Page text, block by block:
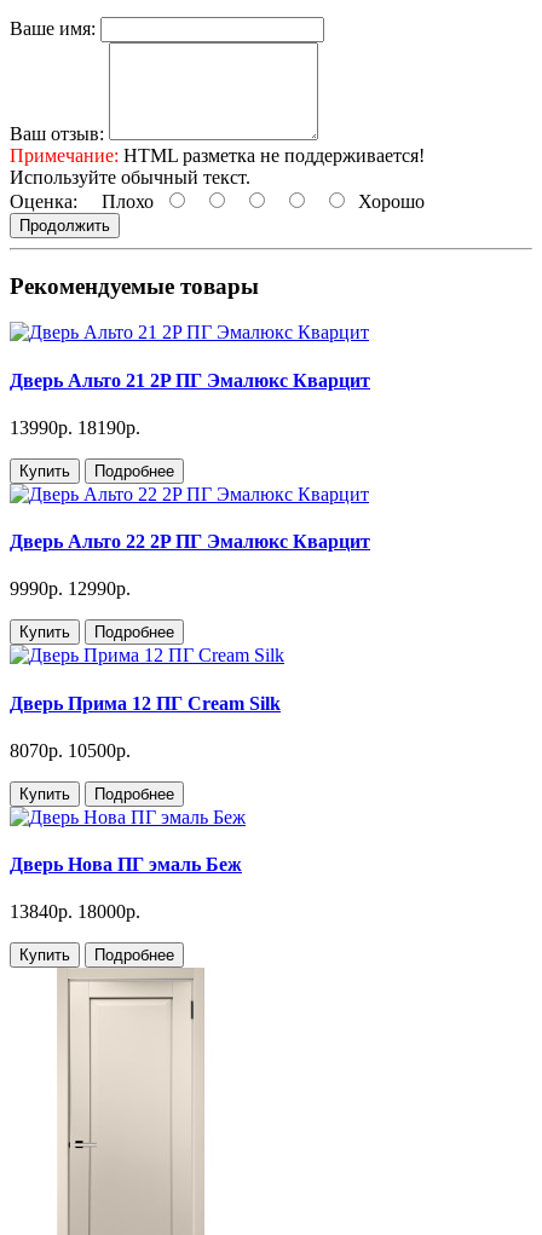
Ваше имя:
Ваш отзыв:
Примечание: HTML разметка не поддерживается!
Используйте обычный текст.
Оценка: Плохо Хорошо
Продолжить
Рекомендуемые товары
Дверь Альто 21 2P ПГ Эмалюкс Кварцит
13990р. 18190р.
Купить Подробнее
Дверь Альто 22 2P ПГ Эмалюкс Кварцит
9990р. 12990р.
Купить Подробнее
Дверь Прима 12 ПГ Cream Silk
8070р. 10500р.
Купить Подробнее
Дверь Нова ПГ эмаль Беж
13840р. 18000р.
Купить Подробнее